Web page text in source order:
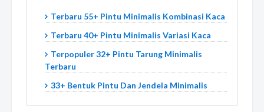
Terbaru 55+ Pintu Minimalis Kombinasi Kaca
Terbaru 40+ Pintu Minimalis Variasi Kaca
Terpopuler 32+ Pintu Tarung Minimalis
Terbaru
33+ Bentuk Pintu Dan Jendela Minimalis